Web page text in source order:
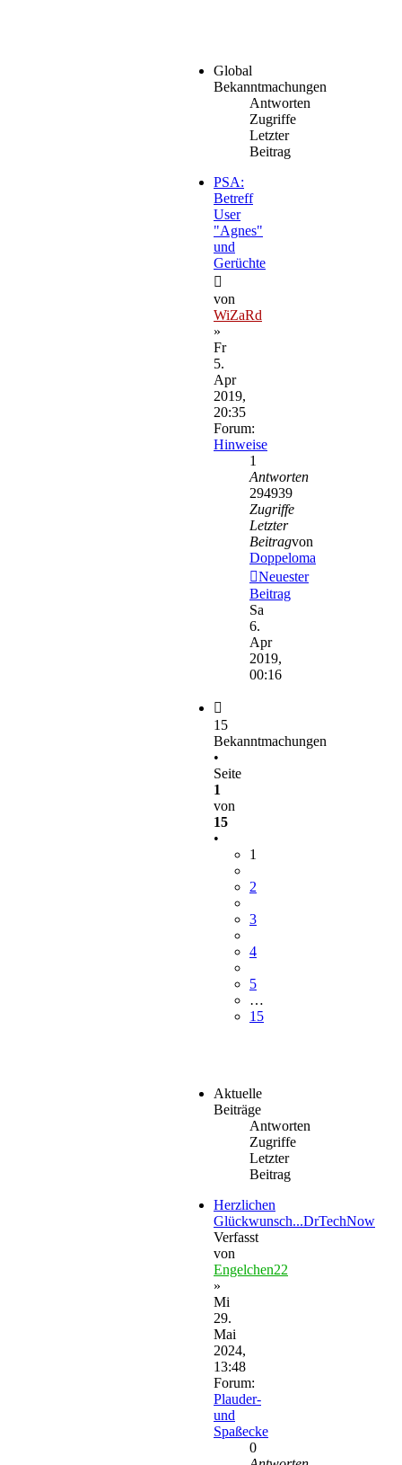
Global
Bekanntmachungen
Antworten
Zugriffe
Letzter
Beitrag
PSA:
Betreff
User
"Agnes"
und
Gerüchte
von
WiZaRd
»
Fr
5.
Apr
2019,
20:35
Forum:
Hinweise
1
Antworten
294939
Zugriffe
Letzter
Beitragvon
Doppeloma
Neuester
Beitrag
Sa
6.
Apr
2019,
00:16
15
Bekanntmachungen
•
Seite
1
von
15
•
1
2
3
4
5
…
15
Aktuelle
Beiträge
Antworten
Zugriffe
Letzter
Beitrag
Herzlichen
Glückwunsch...DrTechNow
Verfasst
von
Engelchen22
»
Mi
29.
Mai
2024,
13:48
Forum:
Plauder-
und
Spaßecke
0